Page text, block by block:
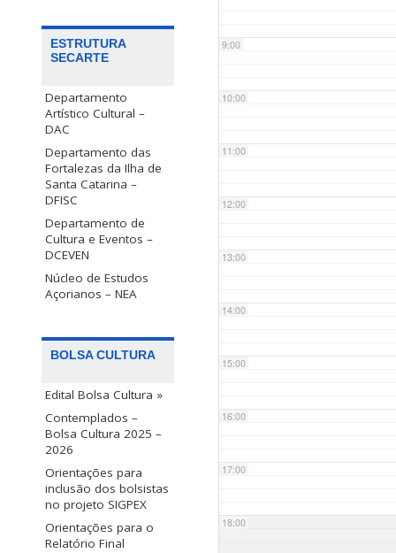
ESTRUTURA
SECARTE
Departamento
Artístico Cultural –
DAC
Departamento das
Fortalezas da Ilha de
Santa Catarina –
DFISC
Departamento de
Cultura e Eventos –
DCEVEN
Núcleo de Estudos
Açorianos – NEA
BOLSA CULTURA
Edital Bolsa Cultura »
Contemplados –
Bolsa Cultura 2025 –
2026
Orientações para
inclusão dos bolsistas
no projeto SIGPEX
Orientações para o
Relatório Final
9:00
10:00
11:00
12:00
13:00
14:00
15:00
16:00
17:00
18:00